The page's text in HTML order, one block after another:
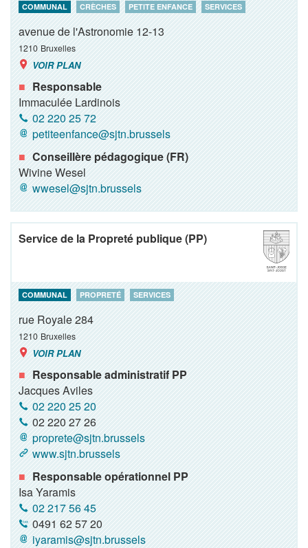
COMMUNAL CRÈCHES PETITE ENFANCE SERVICES
avenue de l'Astronomie 12-13
1210 Bruxelles
VOIR PLAN
Responsable
Immaculée Lardinois
02 220 25 72
petiteenfance@sjtn.brussels
Conseillère pédagogique (FR)
Wivine Wesel
wwesel@sjtn.brussels
Service de la Propreté publique (PP)
COMMUNAL PROPRETÉ SERVICES
rue Royale 284
1210 Bruxelles
VOIR PLAN
Responsable administratif PP
Jacques Aviles
02 220 25 20
02 220 27 26
proprete@sjtn.brussels
www.sjtn.brussels
Responsable opérationnel PP
Isa Yaramis
02 217 56 45
0491 62 57 20
iyaramis@sjtn.brussels